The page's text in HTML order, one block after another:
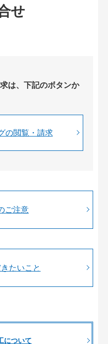
せ
は、下記のボタンか
の閲覧・請求
ご注意
たいこと
について